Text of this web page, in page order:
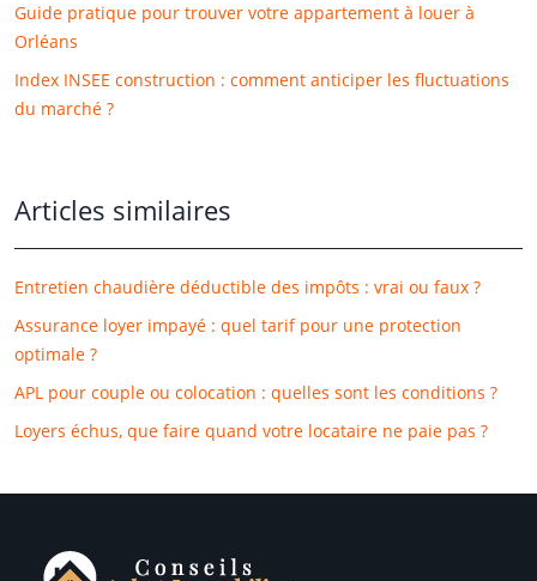
Guide pratique pour trouver votre appartement à louer à
Orléans
Index INSEE construction : comment anticiper les fluctuations
du marché ?
Articles similaires
Entretien chaudière déductible des impôts : vrai ou faux ?
Assurance loyer impayé : quel tarif pour une protection
optimale ?
APL pour couple ou colocation : quelles sont les conditions ?
Loyers échus, que faire quand votre locataire ne paie pas ?